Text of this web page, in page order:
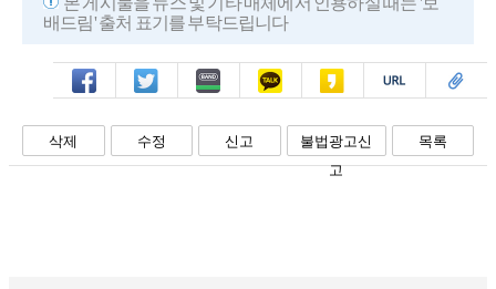
배드림' 출처 표기를 부탁드립니다
페북 트윗 밴드 카톡 카스 복사 스크랩
삭제 수정 신고
불법광고신
고
목록